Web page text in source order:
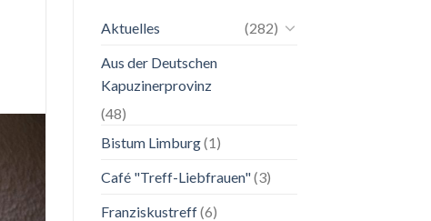
Franziskanische
Aktuelles
(282)
Aus der Deutschen
Kapuzinerprovinz
(48)
Bistum Limburg(1)
Café "Treff-Liebfrauen"(3)
Franziskustreff(6)